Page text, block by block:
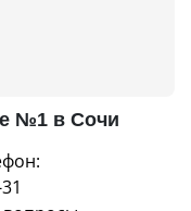
№1 в Сочи